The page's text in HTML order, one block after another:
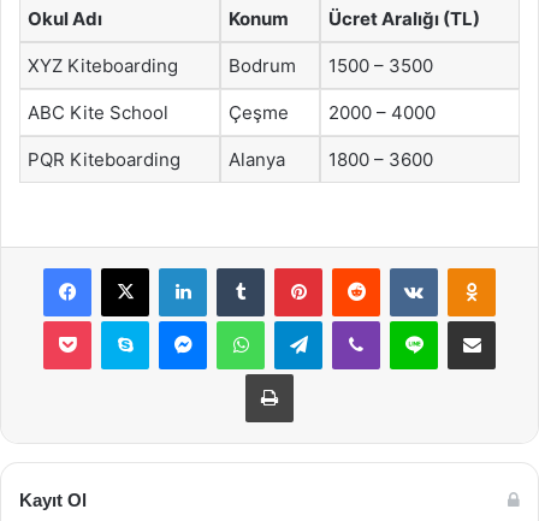
Okul Adı Konum Ücret Aralığı (TL)
XYZ Kiteboarding Bodrum 1500 – 3500
ABC Kite School Çeşme 2000 – 4000
PQR Kiteboarding Alanya 1800 – 3600
Facebook
X LinkedInTumblr PinterestReddit VKontakte
Pocket Skype MessengerWhatsAppTelegramViber Line E-Posta ile
Yazdır
Kayıt Ol